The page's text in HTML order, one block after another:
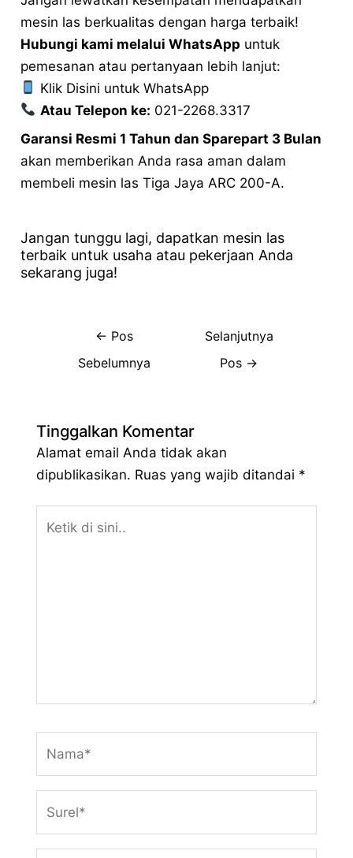
mesin las berkualitas dengan harga terbaik!
Hubungi kami melalui WhatsApp untuk
pemesanan atau pertanyaan lebih lanjut:
Klik Disini untuk WhatsApp
Atau Telepon ke: 021-2268.3317
Garansi Resmi 1 Tahun dan Sparepart 3 Bulan
akan memberikan Anda rasa aman dalam
membeli mesin las Tiga Jaya ARC 200-A.
Jangan tunggu lagi, dapatkan mesin las
terbaik untuk usaha atau pekerjaan Anda
sekarang juga!
← Pos
Sebelumnya
Selanjutnya
Pos →
Tinggalkan Komentar
Alamat email Anda tidak akan
dipublikasikan. Ruas yang wajib ditandai *